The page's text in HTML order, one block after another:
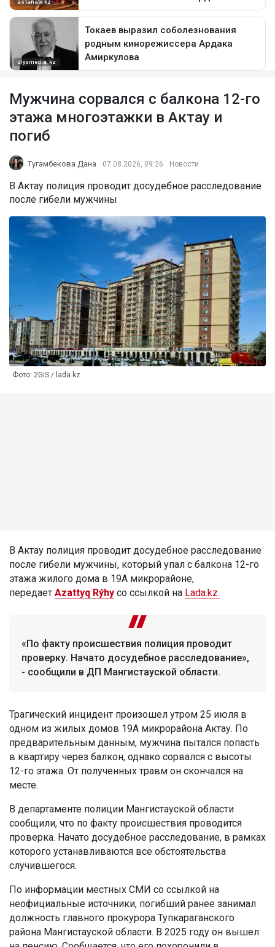
Мужчина сорвался с балкона 12-го
этажа многоэтажки в Актау и
погиб
Тугамбекова Дана 07.08.2026, 09:26 Новости
В Актау полиция проводит досудебное расследование
после гибели мужчины
Фото: 2GIS / lada.kz
В Актау полиция проводит досудебное расследование
после гибели мужчины, который упал с балкона 12-го
этажа жилого дома в 19А микрорайоне,
передает Azattyq Rýhy со ссылкой на Lada.kz.
«По факту происшествия полиция проводит
проверку. Начато досудебное расследование»,
- сообщили в ДП Мангистауской области.
Трагический инцидент произошел утром 25 июля в
одном из жилых домов 19А микрорайона Актау. По
предварительным данным, мужчина пытался попасть
в квартиру через балкон, однако сорвался с высоты
12-го этажа. От полученных травм он скончался на
месте.
В департаменте полиции Мангистауской области
сообщили, что по факту происшествия проводится
проверка. Начато досудебное расследование, в рамках
которого устанавливаются все обстоятельства
случившегося.
По информации местных СМИ со ссылкой на
неофициальные источники, погибший ранее занимал
должность главного прокурора Тупкараганского
района Мангистауской области. В 2025 году он вышел